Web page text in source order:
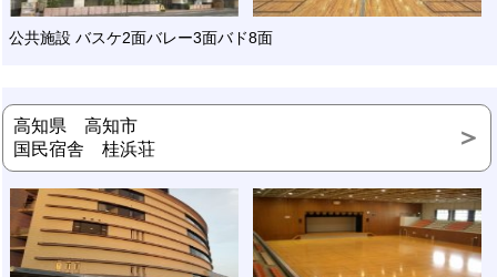
公共施設 バスケ2面バレー3面バド8面
高知県 高知市
国民宿舎 桂浜荘